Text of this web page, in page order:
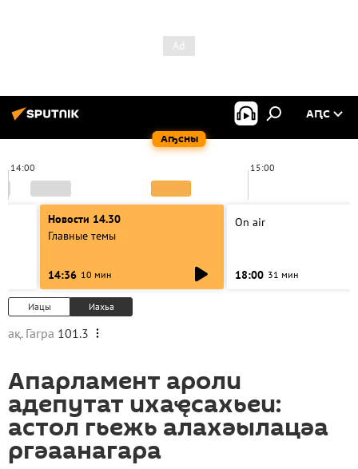
Аҧсны
АԤС
14:00 15:00
Новости 14.30
Главные темы
14:36 10 мин
On air
18:00 31 мин
Иацы Иахьа
ақ. Гагра 101.3
Апарламент ароли
адепутат ихаҿсахьеи:
астол гьежь алахәылацәа
ргәаанагара